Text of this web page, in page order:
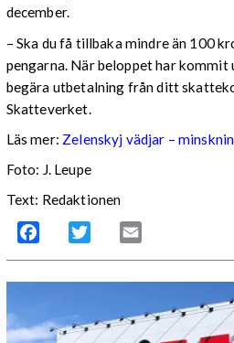
december.
– Ska du få tillbaka mindre än 100
pengarna. När beloppet har kommit
begära utbetalning från ditt
Skatteverket.
Läs mer: Zelenskyj vädjar –
Foto: J. Leupe
Text: Redaktionen
Facebook Twitter